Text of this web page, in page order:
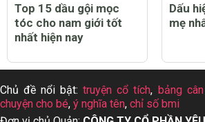
Top 15 dầu gội mọc
tóc cho nam giới tốt
nhất hiện nay
Dấu
mẹ
Chủ đề nổi bật:truyện cổ tích, bảng
chuyện cho bé, ý nghĩa tên, chỉ số bmi